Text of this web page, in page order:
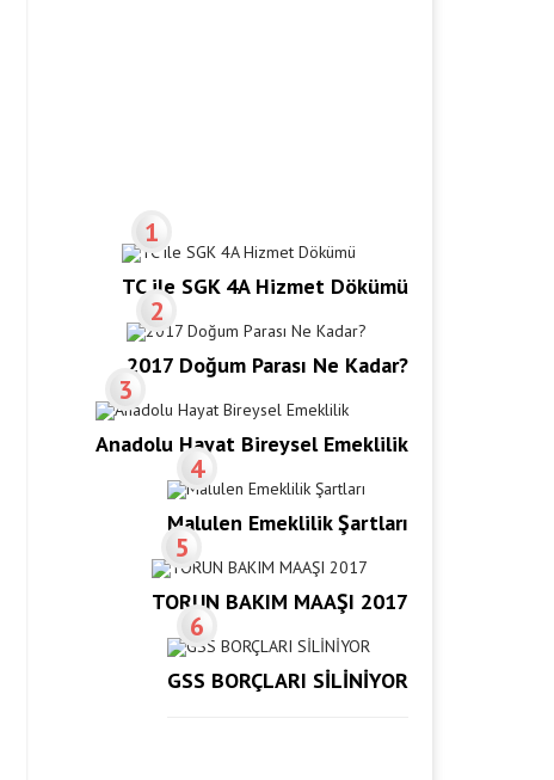
1
TC ile SGK 4A Hizmet Dökümü
2
2017 Doğum Parası Ne Kadar?
3
Anadolu Hayat Bireysel Emeklilik
4
Malulen Emeklilik Şartları
5
TORUN BAKIM MAAŞI 2017
6
GSS BORÇLARI SİLİNİYOR